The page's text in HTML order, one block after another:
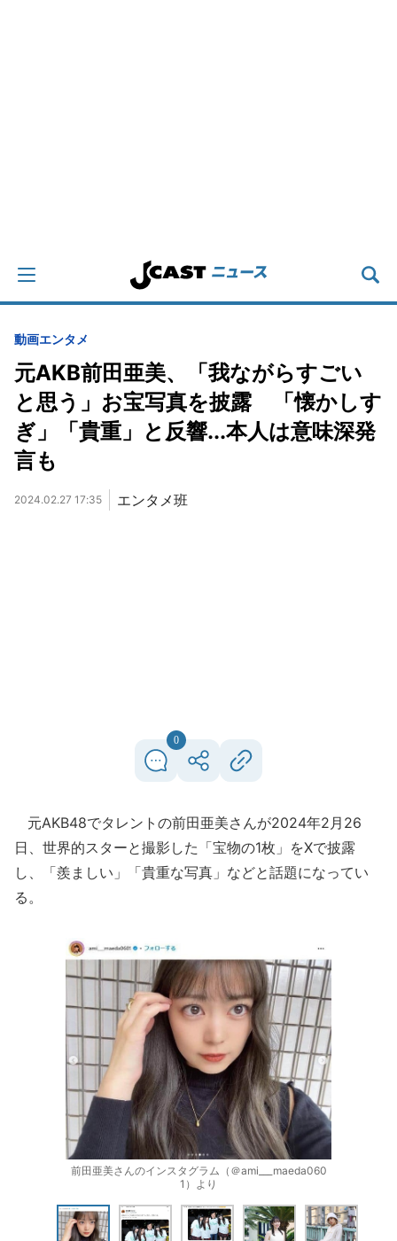
動画エンタメ
元AKB前田亜美、「我ながらすごい
と思う」お宝写真を披露 「懐かしす
ぎ」「貴重」と反響...本人は意味深発
言も
2024.02.27 17:35 エンタメ班
0
元AKB48でタレントの前田亜美さんが2024年2月26
日、世界的スターと撮影した「宝物の1枚」をXで披露
し、「羨ましい」「貴重な写真」などと話題になってい
る。
前田亜美さんのインスタグラム（＠ami___maeda060
1）より